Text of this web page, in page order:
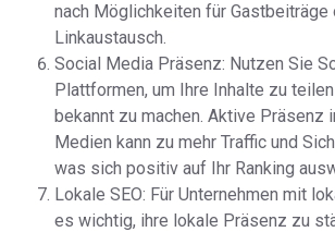
nach Möglichkeiten für Gastbeiträge
Linkaustausch.
Social Media Präsenz: Nutzen Sie
Plattformen, um Ihre Inhalte zu
bekannt zu machen. Aktive Präsenz
Medien kann zu mehr Traffic und
was sich positiv auf Ihr Ranking
Lokale SEO: Für Unternehmen mit
es wichtig, ihre lokale Präsenz zu